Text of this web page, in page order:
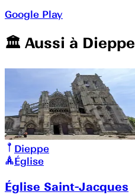
Google Play
🏛️️ Aussi à Dieppe
Dieppe
Église
Église Saint-Jacques